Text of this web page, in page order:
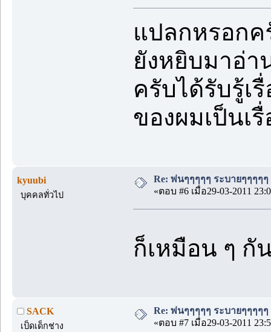
แปลกหรอกค
ยังหยิบมาอ่า
ครับได้รับรู้เ
ของผมเป็นเ
kyuubi
บุคคลทั่วไป
Re: พ่นๆๆๆๆๆ ระบายๆๆๆๆๆ
«ตอบ #6 เมื่อ29-03-2011
ก็เหมือน ๆ กั
SACK
เป็ดเด็กช่าง
Re: พ่นๆๆๆๆๆ ระบายๆๆๆๆๆ
«ตอบ #7 เมื่อ29-03-2011